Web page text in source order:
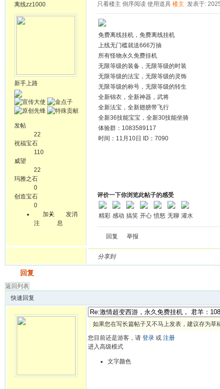
离线zz1000
新手上路
发帖
22
祝福宝石
110
威望
22
玛雅之石
0
创造宝石
0
加关
注
发消
息
只看楼主 倒序阅读 使用道具 楼主 发表于:
免费离线挂机，免费离线挂机
上线无门槛就送666万抽
所有怪物永久免费挂机
无限等级的装备，无限等级的时装
无限等级的法宝，无限等级的灵饰
无限等级的称号，无限等级的转生
全新锦衣，全新神器，武将
全新法宝，全新翅膀带飞行
全新36技能宝宝，全新30技能坐骑
体验群：1083589117
时间：11月10日 ID：7090
评价一下你浏览此帖子的感受
精彩 感动 搞笑 开心 愤怒 无聊 灌水
回复 举报
分享到
回复
返回列表
快速回复
如果您在写长篇帖子又不马上发表，建议存为草
您目前还是游客，请 登录 或 注册
进入高级模式
文字颜色